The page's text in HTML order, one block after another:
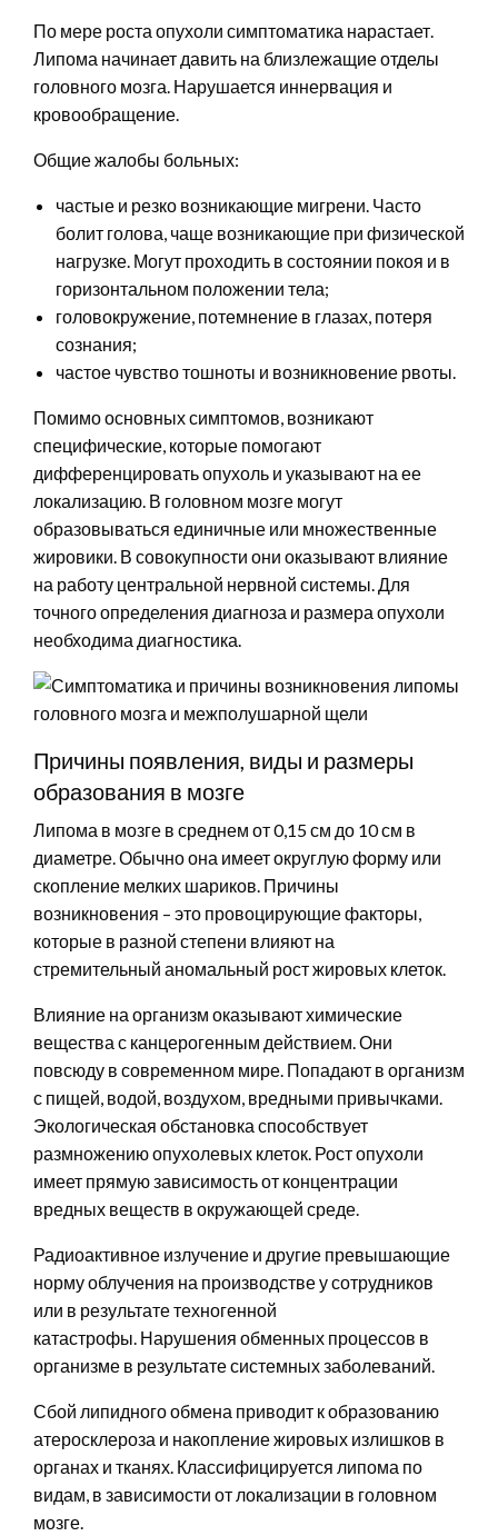
По мере роста опухоли симптоматика нарастает.
Липома начинает давить на близлежащие отделы
головного мозга. Нарушается иннервация и
кровообращение.
Общие жалобы больных:
частые и резко возникающие мигрени. Часто
болит голова, чаще возникающие при физической
нагрузке. Могут проходить в состоянии покоя и в
горизонтальном положении тела;
головокружение, потемнение в глазах, потеря
сознания;
частое чувство тошноты и возникновение рвоты.
Помимо основных симптомов, возникают
специфические, которые помогают
дифференцировать опухоль и указывают на ее
локализацию. В головном мозге могут
образовываться единичные или множественные
жировики. В совокупности они оказывают влияние
на работу центральной нервной системы. Для
точного определения диагноза и размера опухоли
необходима диагностика.
Причины появления, виды и размеры
образования в мозге
Липома в мозге в среднем от 0,15 см до 10 см в
диаметре. Обычно она имеет округлую форму или
скопление мелких шариков. Причины
возникновения – это провоцирующие факторы,
которые в разной степени влияют на
стремительный аномальный рост жировых клеток.
Влияние на организм оказывают химические
вещества с канцерогенным действием. Они
повсюду в современном мире. Попадают в организм
с пищей, водой, воздухом, вредными привычками.
Экологическая обстановка способствует
размножению опухолевых клеток. Рост опухоли
имеет прямую зависимость от концентрации
вредных веществ в окружающей среде.
Радиоактивное излучение и другие превышающие
норму облучения на производстве у сотрудников
или в результате техногенной
катастрофы. Нарушения обменных процессов в
организме в результате системных заболеваний.
Сбой липидного обмена приводит к образованию
атеросклероза и накопление жировых излишков в
органах и тканях. Классифицируется липома по
видам, в зависимости от локализации в головном
мозге.